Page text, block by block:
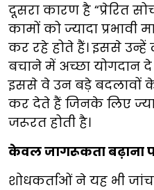
दूसरा कारण है “प्रेरित
कामों को ज्यादा
कर रहे होते हैं। इससे उन्हें
बचाने में अच्छा योगदान
इससे वे उन बड़े बदलावों
कर देते हैं जिनके लिए
जरूरत होती है।
केवल जागरूकता बढ़ाना
शोधकर्ताओं ने यह भी